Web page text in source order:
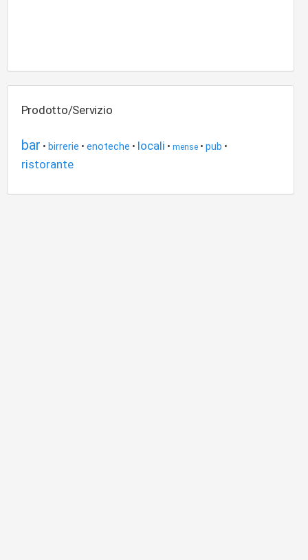
Prodotto/Servizio
bar • birrerie • enoteche • locali • mense • pub •
ristorante